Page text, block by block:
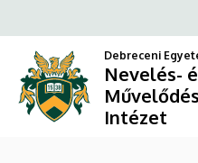
Dabney-
Fekete
Ilona
a
tartalomra
Debreceni
Nevelés-
Intézet